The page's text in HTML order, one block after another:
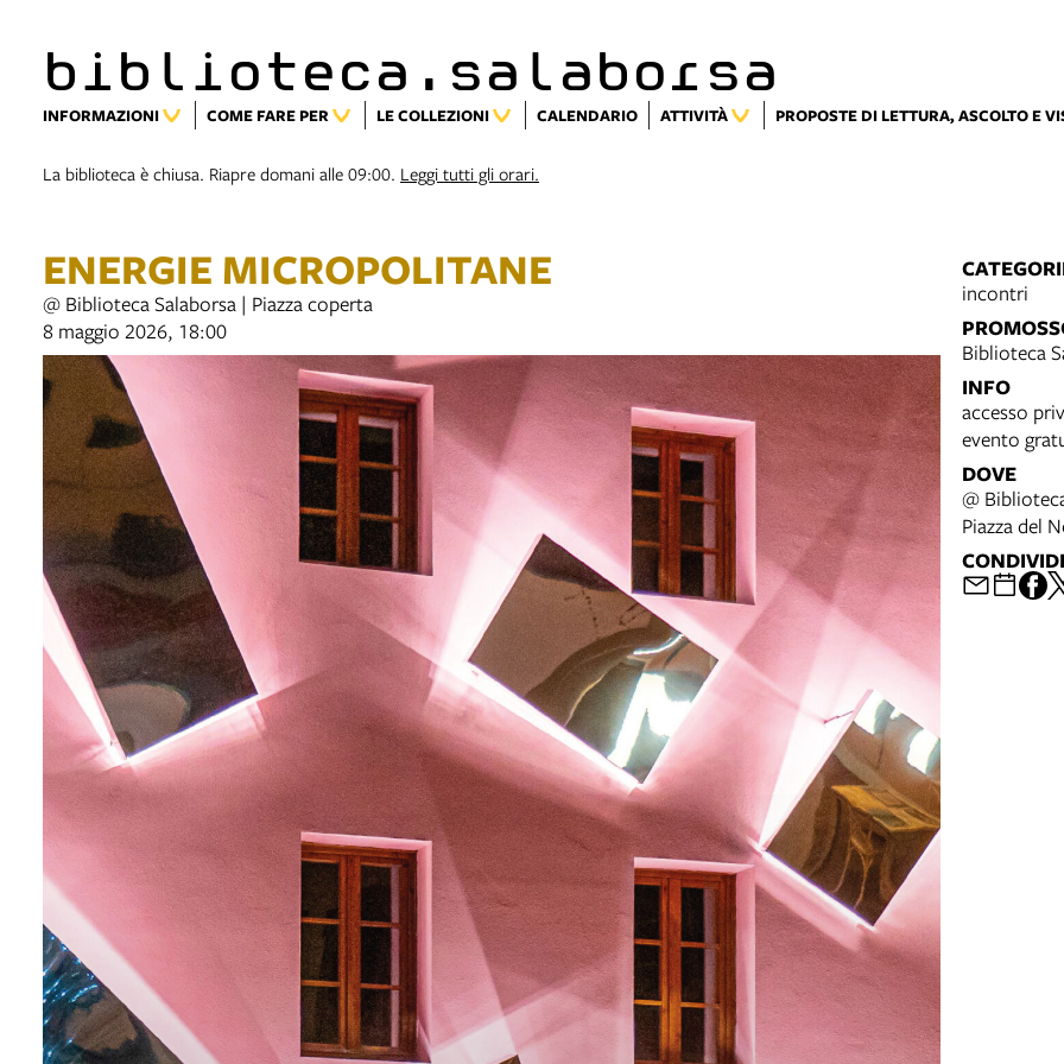
biblioteca.salaborsa
INFORMAZIONI COME FARE PER LE COLLEZIONI CALENDARIO ATTIVITÀ PROPOSTE DI LETTURA, ASCOLTO E
La biblioteca è chiusa. Riapre domani alle 09:00. Leggi tutti gli orari.
ENERGIE MICROPOLITANE
@ Biblioteca Salaborsa | Piazza coperta
8 maggio 2026, 18:00
incontri
Biblioteca
INFO
accesso
evento
DOVE
@
Piazza del
CONDIVIDI